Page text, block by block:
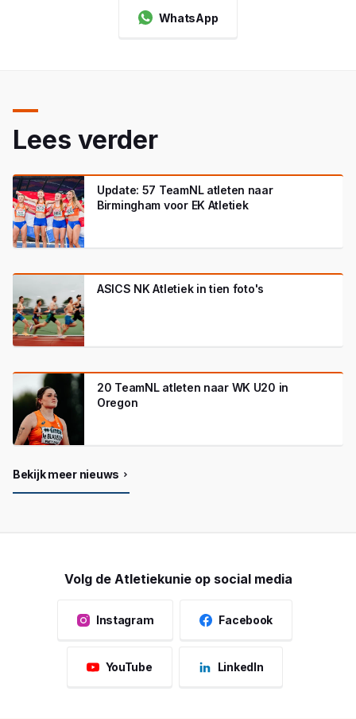
WhatsApp
Lees verder
Update: 57 TeamNL atleten naar
Birmingham voor EK Atletiek
ASICS NK Atletiek in tien foto's
20 TeamNL atleten naar WK U20 in
Oregon
Bekijk meer nieuws
Volg de Atletiekunie op social media
Instagram Facebook
YouTube LinkedIn